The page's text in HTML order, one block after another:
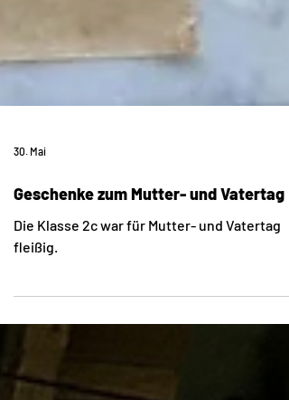
30. Mai
Geschenke zum Mutter- und Vatertag
Die Klasse 2c war für Mutter- und Vatertag